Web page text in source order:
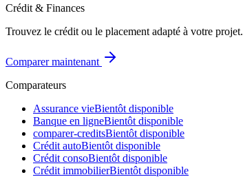
Crédit & Finances
Trouvez le crédit ou le placement adapté à votre projet.
Comparer maintenant
Comparateurs
Assurance vieBientôt disponible
Banque en ligneBientôt disponible
comparer-creditsBientôt disponible
Crédit autoBientôt disponible
Crédit consoBientôt disponible
Crédit immobilierBientôt disponible